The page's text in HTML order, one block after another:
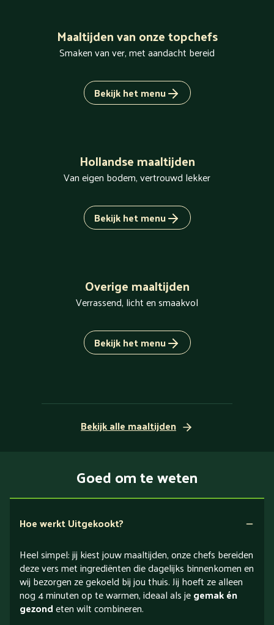
Maaltijden van onze topchefs
Smaken van ver, met aandacht bereid
Bekijk het menu
Hollandse maaltijden
Van eigen bodem, vertrouwd lekker
Bekijk het menu
Overige maaltijden
Verrassend, licht en smaakvol
Bekijk het menu
Bekijk alle maaltijden
Goed om te weten
Hoe werkt Uitgekookt?
Heel simpel: jij kiest jouw maaltijden, onze chefs bereiden
deze vers met ingrediënten die dagelijks binnenkomen en
wij bezorgen ze gekoeld bij jou thuis. Jij hoeft ze alleen
nog 4 minuten op te warmen, ideaal als jegemak én
gezondeten wilt combineren.